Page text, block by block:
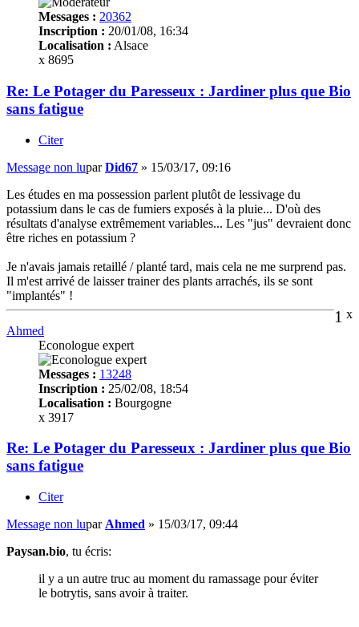
Messages : 20362
Inscription : 20/01/08, 16:34
Localisation : Alsace
x 8695
Re: Le Potager du Paresseux : Jardiner plus que Bio
sans fatigue
Citer
Message non luparDid67 » 15/03/17, 09:16
Les études en ma possession parlent plutôt de lessivage du
potassium dans le cas de fumiers exposés à la pluie... D'où des
résultats d'analyse extrêmement variables... Les "jus" devraient donc
être riches en potassium ?
Je n'avais jamais retaillé / planté tard, mais cela ne me surprend pas.
Il m'est arrivé de laisser trainer des plants arrachés, ils se sont
"implantés" !
1 x
Ahmed
Econologue expert
Messages : 13248
Inscription : 25/02/08, 18:54
Localisation : Bourgogne
x 3917
Re: Le Potager du Paresseux : Jardiner plus que Bio
sans fatigue
Citer
Message non lupar Ahmed » 15/03/17, 09:44
Paysan.bio, tu écris:
il y a un autre truc au moment du ramassage pour éviter
le botrytis, sans avoir à traiter.